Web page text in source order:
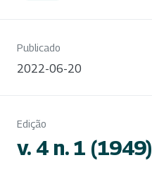
Publicado
2022-06-20
Edição
v. 4 n. 1 (1949)